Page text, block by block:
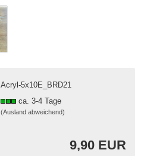
Acryl-5x10E_BRD21
ca. 3-4 Tage
(Ausland abweichend)
9,90 EUR